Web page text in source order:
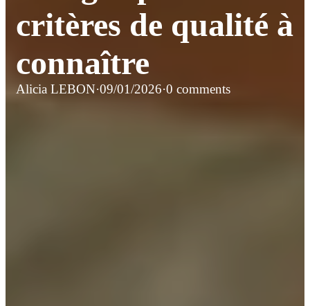
critères de qualité à
connaître
Alicia LEBON·09/01/2026·0 comments